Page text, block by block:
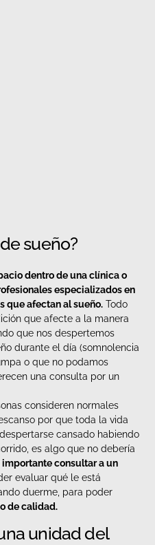
sueño?
dentro de una clínica o
especializados en
que afectan al sueño. Todo
que afecte a la manera
que nos despertemos
durante el día (somnolencia
o que no podamos
una consulta por un
consideren normales
por que toda la vida
cansado habiendo
es algo que no debería
importante consultar a un
evaluar qué le está
duerme, para poder
de calidad.
unidad del